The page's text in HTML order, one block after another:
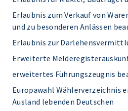
Erlaubnis zum Verkauf von
und zu besonderen Anlässen
Erlaubnis zur
Erweiterte
erweitertes Führungszeugnis
Europawahl Wählerverzeichnis
Ausland lebenden Deutschen